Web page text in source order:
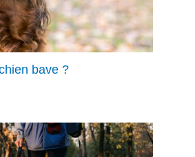
bave ?